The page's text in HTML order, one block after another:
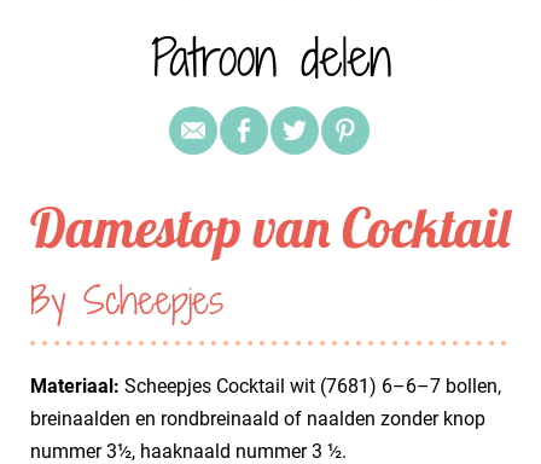
Patroon delen
Damestop van Cocktail
By Scheepjes
Materiaal: Scheepjes Cocktail wit (7681) 6–6–7 bollen,
breinaalden en rondbreinaald of naalden zonder knop
nummer 3½, haaknaald nummer 3 ½.